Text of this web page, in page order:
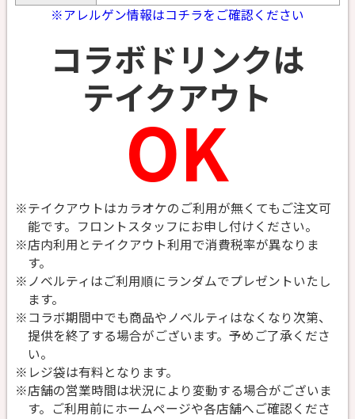
※アレルゲン情報はコチラをご確認ください
コラボドリンクは
テイクアウト
OK
※テイクアウトはカラオケのご利用が無くてもご注文可
能です。 フロントスタッフにお申し付けください。
※店内利用とテイクアウト利用で消費税率が異なりま
す。
※ノベルティはご利用順にランダムでプレゼントいたし
ます。
※コラボ期間中でも商品やノベルティはなくなり次第、
提供を終了する場合がございます。予めご了承くださ
い。
※レジ袋は有料となります。
※店舗の営業時間は状況により変動する場合がございま
す。ご利用前にホームページや各店舗へご確認くださ